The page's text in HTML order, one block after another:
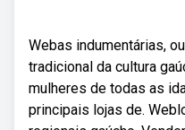
Webas indumentárias,
tradicional da cultura
mulheres de todas as
principais lojas de.